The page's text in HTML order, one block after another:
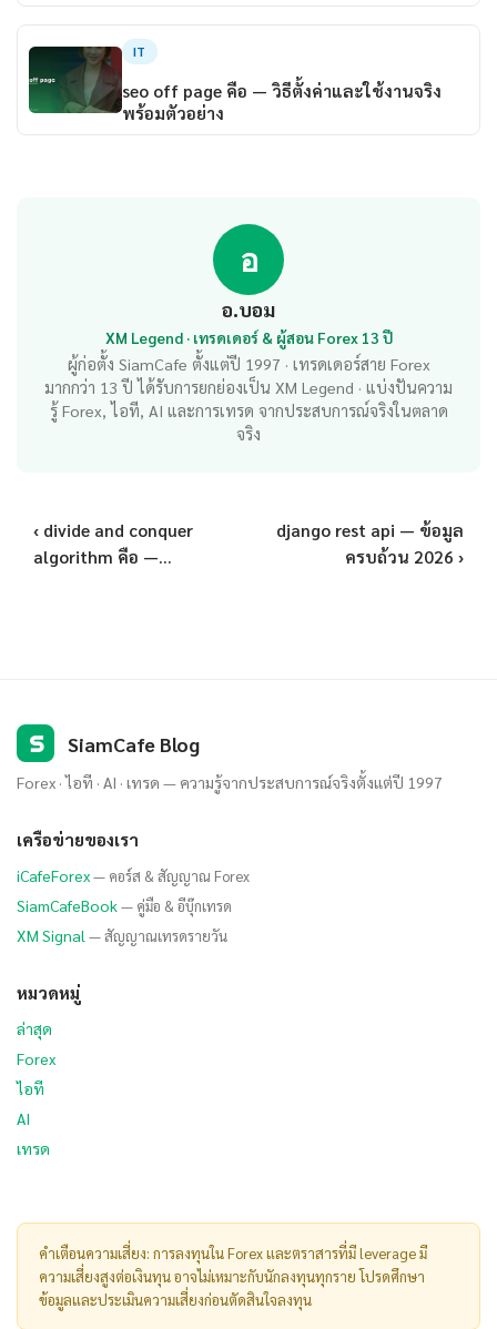
IT
seo off page คือ — วิธีตั้งค่าและใช้งานจริง
พร้อมตัวอย่าง
อ
อ.บอม
XM Legend · เทรดเดอร์ & ผู้สอน Forex 13 ปี
ผู้ก่อตั้ง SiamCafe ตั้งแต่ปี 1997 · เทรดเดอร์สาย Forex
มากกว่า 13 ปี ได้รับการยกย่องเป็น XM Legend · แบ่งปันความ
รู้ Forex, ไอที, AI และการเทรด จากประสบการณ์จริงในตลาด
จริง
‹ divide and conquer
algorithm คือ —...
django rest api — ข้อมูล
ครบถ้วน 2026 ›
S SiamCafe Blog
Forex · ไอที · AI · เทรด — ความรู้จากประสบการณ์จริงตั้งแต่ปี 1997
เครือข่ายของเรา
iCafeForex— คอร์ส & สัญญาณ Forex
SiamCafeBook— คู่มือ & อีบุ๊กเทรด
XM Signal — สัญญาณเทรดรายวัน
หมวดหมู่
ล่าสุด
Forex
ไอที
AI
เทรด
คำเตือนความเสี่ยง: การลงทุนใน Forex และตราสารที่มี leverage มี
ความเสี่ยงสูงต่อเงินทุน อาจไม่เหมาะกับนักลงทุนทุกราย โปรดศึกษา
ข้อมูลและประเมินความเสี่ยงก่อนตัดสินใจลงทุน